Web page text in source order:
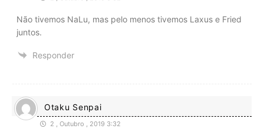
Não tivemos NaLu, mas pelo menos tivemos Laxus e Fried
juntos.
Responder
Otaku Senpai
2 , Outubro , 2019 3:32